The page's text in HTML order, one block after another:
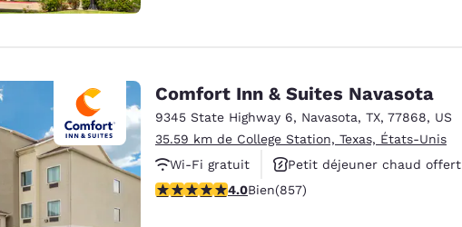
Comfort Inn & Suites Navasota
9345 State Highway 6, Navasota, TX, 77868, US
35.59 km de College Station, Texas, États-Unis
Wi-Fi gratuit
Petit déjeuner chaud offert
Animaux acceptés
3.97 étoiles. Bien. 857 commentaires
4.0Bien(857)